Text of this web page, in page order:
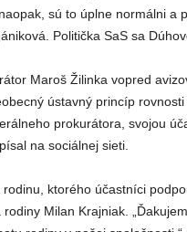
sú to úplne normálni a
Politička SaS sa
Maroš Žilinka vopred
ústavný princíp
prokurátora, svojou
na sociálnej sieti.
ktorého účastníci
Milan Krajniak.